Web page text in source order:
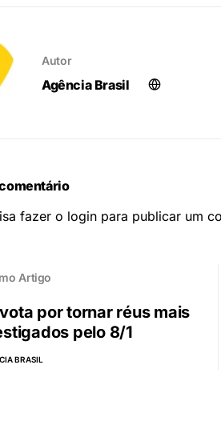
Autor
Agência Brasil
fazer o login para publicar um
Artigo
por tornar réus mais
pelo 8/1
BRASIL